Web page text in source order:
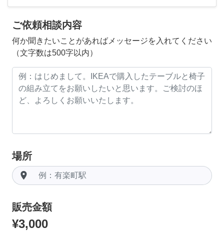
ご依頼相談内容
何か聞きたいことがあればメッセージを入れてください
（文字数は500字以内）
場所
room
販売金額
¥3,000